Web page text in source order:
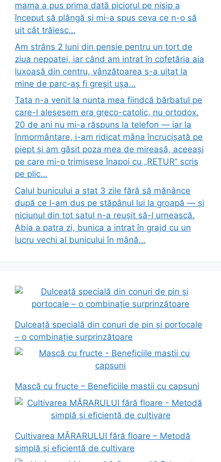
mama a pus prima dată piciorul pe nisip a
început să plângă și mi-a spus ceva ce n-o să
uit cât trăiesc…
Am strâns 2 luni din pensie pentru un tort de
ziua nepoatei, iar când am intrat în cofetăria aia
luxoasă din centru, vânzătoarea s-a uitat la
mine de parc-aș fi greșit ușa…
Tata n-a venit la nunta mea fiindcă bărbatul pe
care-l alesesem era greco-catolic, nu ortodox.
20 de ani nu mi-a răspuns la telefon — iar la
înmormântare, i-am ridicat mâna încrucișată pe
piept și am găsit poza mea de mireasă, aceeași
pe care mi-o trimisese înapoi cu „RETUR” scris
pe plic…
Calul bunicului a stat 3 zile fără să mănânce
după ce l-am dus pe stăpânul lui la groapă — și
niciunul din tot satul n-a reușit să-l urnească.
Abia a patra zi, bunica a intrat în grajd cu un
lucru vechi al bunicului în mână…
Dulceață specială din conuri de pin și portocale
– o combinație surprinzătoare
Mască cu fructe – Beneficiile mastii cu capsuni
Cultivarea MĂRARULUI fără floare – Metodă
simplă și eficientă de cultivare